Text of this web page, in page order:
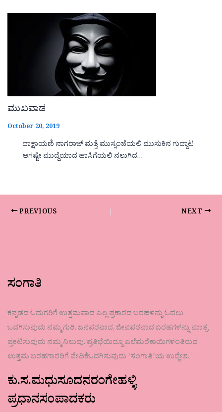
ಮುಖವಾಡ
October 20, 2019
ದಾಕ್ಷಾಯಣಿ ನಾಗರಾಜ್ ಮತ್ತೆ ಮುಸ್ಸಂಜೆಯಲಿ ಮುಸುಕಿನ ಗುದ್ದಾಟ
ಆಗಷ್ಟೇ ಮುದ್ದೆಯಾದ ಹಾಸಿಗೆಯಲಿ ನಲುಗಿದ…
PREVIOUS NEXT
ಸಂಗಾತಿ
ಕನ್ನಡದ ಓದುಗರಿಗೆ ಉತ್ತಮವಾದ ಎಲ್ಲ ಪ್ರಕಾರದ ಬರಹಳನ್ನು ಓದಲು
ಒದಗಿಸುವುದು ನಮ್ಮ ಗುರಿ. ಜನಪರವಾದ, ಜೀವಪರವಾದ ಬರಹಗಳನ್ನು ಮಾತ್ರ
ಪ್ರಕಟಿಸುವುದು ನಮ್ಮ ನಿಲುವು. ಪ್ರತಿಭೆಯಿದ್ದೂ ಎಲೆಮರೆಕಾಯಿಗಳಂತಿರುವ
ಉತ್ತಮ ಬರಹಗಾರರಿಗೆ ವೇದಿಕೆಒದಗಿಸುವುದು ʼಸಂಗಾತಿʼಯ ಉದ್ದೇಶ.
ಕು.ಸ.ಮಧುಸೂದನರಂಗೇಹಳ್ಳಿ
ಪ್ರಧಾನಸಂಪಾದಕರು